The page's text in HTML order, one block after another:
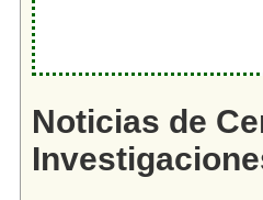
Noticias de